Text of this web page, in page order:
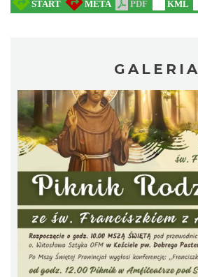
Akcja Przewodnik Czeka
Wisła
9.91 km
GALERIA